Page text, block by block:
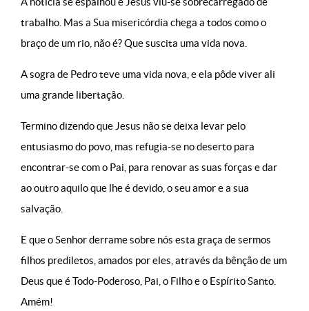
trabalho. Mas a Sua misericórdia chega a todos como o
braço de um rio, não é? Que suscita uma vida nova.
A sogra de Pedro teve uma vida nova, e ela pôde viver ali
uma grande libertação.
Termino dizendo que Jesus não se deixa levar pelo
entusiasmo do povo, mas refugia-se no deserto para
encontrar-se com o Pai, para renovar as suas forças e dar
ao outro aquilo que lhe é devido, o seu amor e a sua
salvação.
E que o Senhor derrame sobre nós esta graça de sermos
filhos prediletos, amados por eles, através da bênção de um
Deus que é Todo-Poderoso, Pai, o Filho e o Espírito Santo.
Amém!